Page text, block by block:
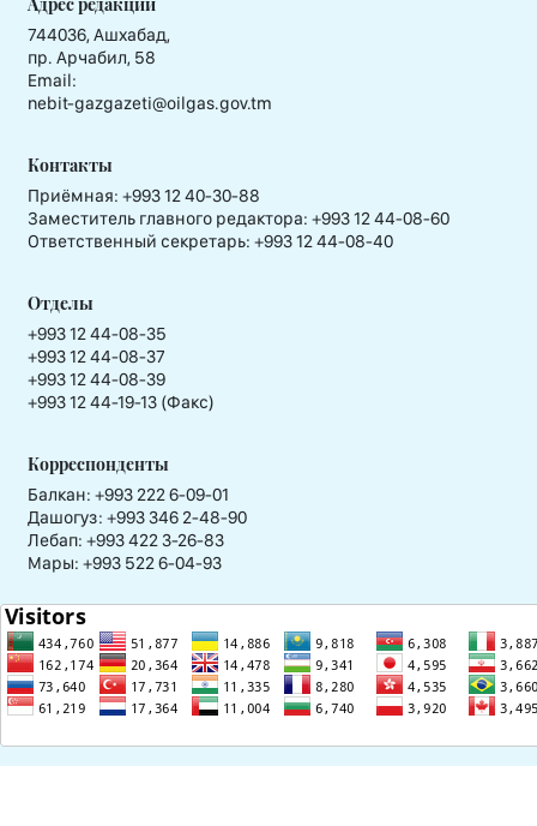
744036, Ашхабад,
пр. Арчабил, 58
Email:
nebit-gazgazeti@oilgas.gov.tm
Контакты
Приёмная: +993 12 40-30-88
Заместитель главного редактора: +993 12 44-08-60
Ответственный секретарь: +993 12 44-08-40
Отделы
+993 12 44-08-35
+993 12 44-08-37
+993 12 44-08-39
+993 12 44-19-13 (Факс)
Корреспонденты
Балкан: +993 222 6-09-01
Дашогуз: +993 346 2-48-90
Лебап: +993 422 3-26-83
Мары: +993 522 6-04-93